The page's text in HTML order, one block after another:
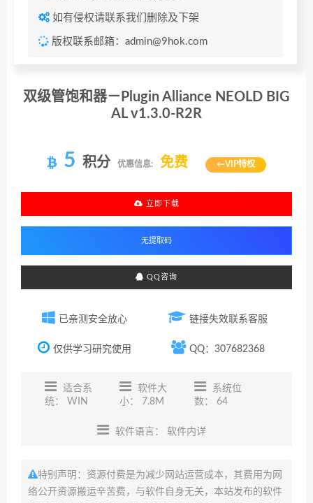
如有侵权请联系我们删除及下架
版权联系邮箱：admin@9hok.com
双级管饱和器－Plugin Alliance NEOLD BIG
AL v1.3.0-R2R
5 积分 优惠信息: 免费 ←VIP特权
立即下载
QQ咨询
已亲测安全放心
仅供学习研究使用
链接失效联系客服
QQ：307682368
适合系
统： WIN
软件大
小： 7.8M
系统位
数： 64
软件语言： 软件内详
特别声明：资源付费是为减少网站运营成本，其费用为网
络公开资源搬运辛苦费，与软件自身无关，本站发布的软件